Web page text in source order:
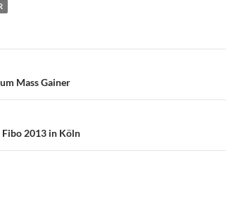
Mass Gainer
2013 in Köln